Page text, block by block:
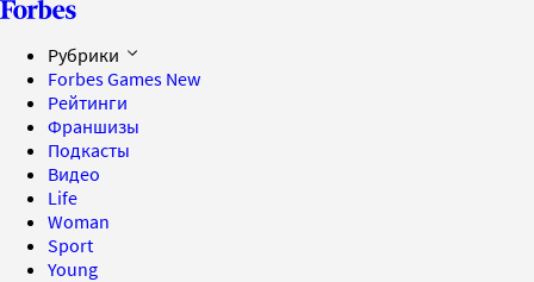
Рубрики
Forbes Games New
Рейтинги
Франшизы
Подкасты
Видео
Life
Woman
Sport
Young